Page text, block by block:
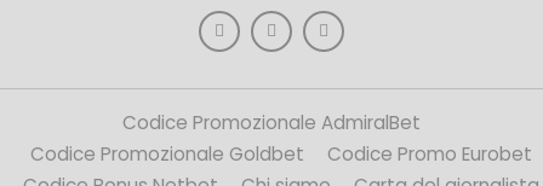
Codice Promozionale AdmiralBet
Codice Promozionale Goldbet
Codice Promo Eurobet